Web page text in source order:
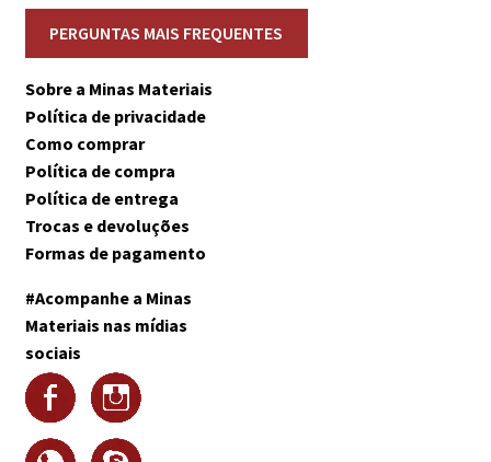
Sobre a Minas Materiais
Política de privacidade
Como comprar
Política de compra
Política de entrega
Trocas e devoluções
Formas de pagamento
#Acompanhe a Minas
Materiais nas mídias
sociais